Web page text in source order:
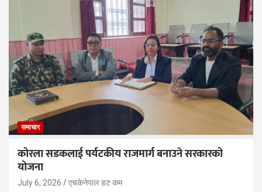
समाचार
कोरला सडकलाई पर्यटकीय राजमार्ग बनाउने सरकारको
योजना
July 6, 2026 एचकेनेपाल डट कम